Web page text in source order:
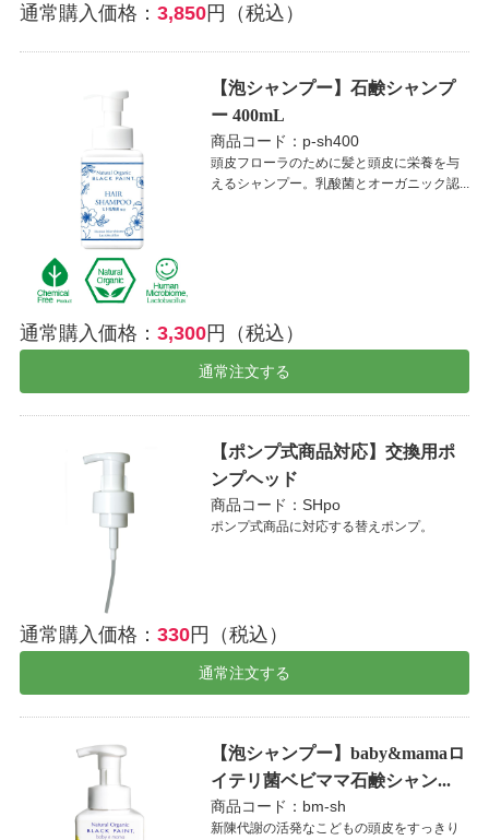
通常購入価格： 3,850円（税込）
【泡シャンプー】石鹸シャンプ
ー 400mL
商品コード：p-sh400
頭皮フローラのために髪と頭皮に栄養を与
えるシャンプー。乳酸菌とオーガニック認...
通常購入価格： 3,300円（税込）
通常注文する
【ポンプ式商品対応】交換用ポ
ンプヘッド
商品コード：SHpo
ポンプ式商品に対応する替えポンプ。
通常購入価格： 330円（税込）
通常注文する
【泡シャンプー】baby&mamaロ
イテリ菌ベビママ石鹸シャン...
商品コード：bm-sh
新陳代謝の活発なこどもの頭皮をすっきり